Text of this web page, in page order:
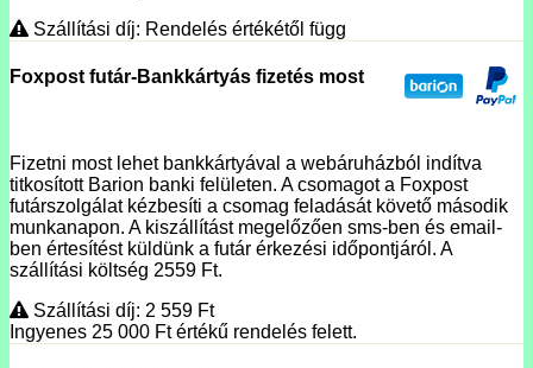
Szállítási díj: Rendelés értékétől függ
Foxpost futár-Bankkártyás fizetés most
Fizetni most lehet bankkártyával a webáruházból indítva
titkosított Barion banki felületen. A csomagot a Foxpost
futárszolgálat kézbesíti a csomag feladását követő második
munkanapon. A kiszállítást megelőzően sms-ben és email-
ben értesítést küldünk a futár érkezési időpontjáról. A
szállítási költség 2559 Ft.
Szállítási díj: 2 559 Ft
Ingyenes 25 000 Ftértékű rendelés felett.